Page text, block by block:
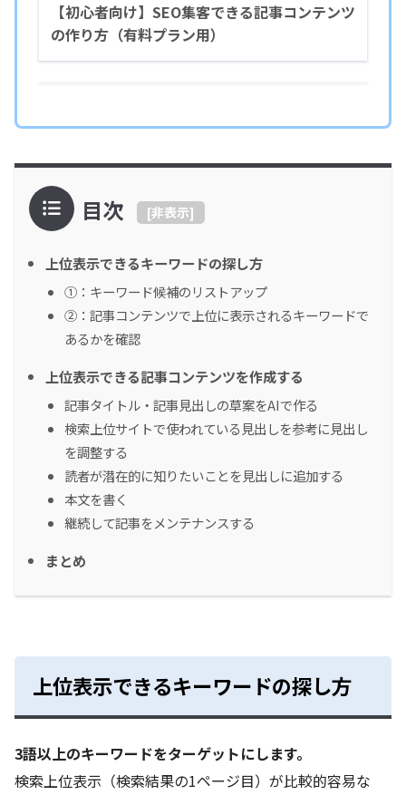
【初心者向け】SEO集客できる記事コンテンツ
の作り方（有料プラン用）
目次 [非表示]
上位表示できるキーワードの探し方
①：キーワード候補のリストアップ
②：記事コンテンツで上位に表示されるキーワードで
あるかを確認
上位表示できる記事コンテンツを作成する
記事タイトル・記事見出しの草案をAIで作る
検索上位サイトで使われている見出しを参考に見出し
を調整する
読者が潜在的に知りたいことを見出しに追加する
本文を書く
継続して記事をメンテナンスする
まとめ
上位表示できるキーワードの探し方
3語以上のキーワードをターゲットにします。
検索上位表示（検索結果の1ページ目）が比較的容易な